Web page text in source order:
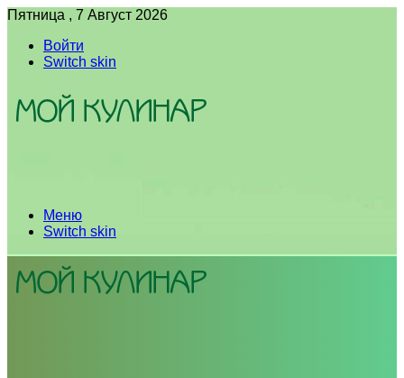
Пятница , 7 Август 2026
Войти
Switch skin
Меню
Switch skin